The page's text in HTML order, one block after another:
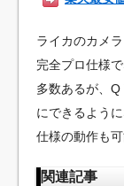
ライカのカメ
完全プロ仕様
多数あるが、
にできるよう
仕様の動作も可
関連記事